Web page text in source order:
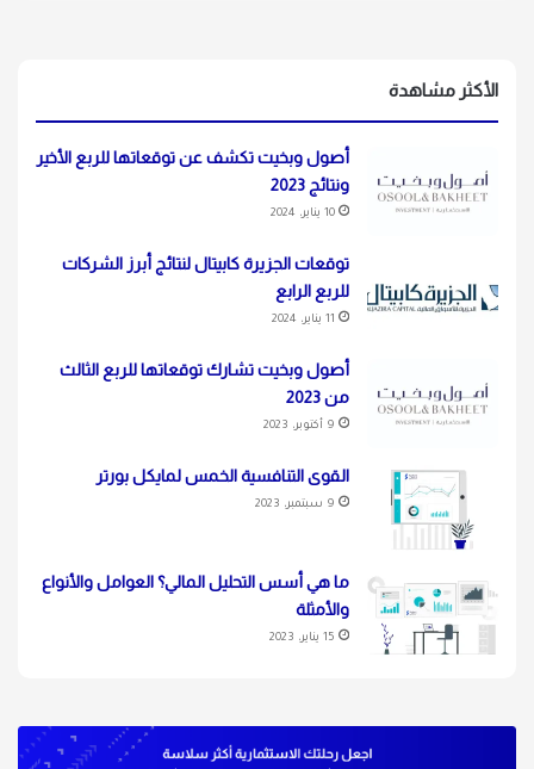
الأكثر مشاهدة
أصول وبخيت تكشف عن توقعاتها للربع الأخير
ونتائج 2023
10 يناير، 2024
توقعات الجزيرة كابيتال لنتائج أبرز الشركات
للربع الرابع
11 يناير، 2024
أصول وبخيت تشارك توقعاتها للربع الثالث
من 2023
9 أكتوبر، 2023
القوى التنافسية الخمس لمايكل بورتر
9 سبتمبر، 2023
ما هي أسس التحليل المالي؟ العوامل والأنواع
والأمثلة
15 يناير، 2023